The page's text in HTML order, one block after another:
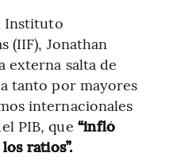
Instituto
(IIF), Jonathan
externa salta de
tanto por mayores
internacionales
PIB, que “infló
ratios”.